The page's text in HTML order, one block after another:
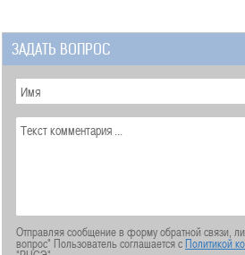
ЗАДАТЬ ВОПРОС
Отправляя сообщение в форму обратной связи,
вопрос" Пользователь соглашается сПолитикой